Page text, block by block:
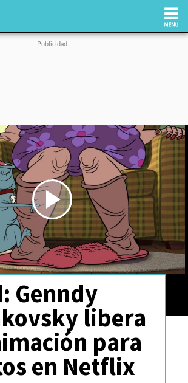
Play
Video
Genndy
libera
para
en Netflix